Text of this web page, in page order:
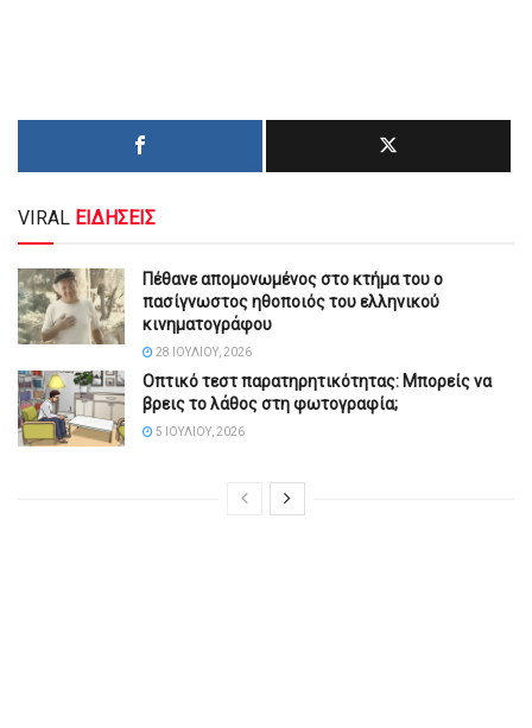
VIRAL ΕΙΔΗΣΕΙΣ
Πέθανε απομονωμένος στο κτήμα του ο
πασίγνωστος ηθοποιός του ελληνικού
κινηματογράφου
28 ΙΟΥΛΊΟΥ, 2026
Οπτικό τεστ παρατηρητικότητας: Μπορείς να
βρεις το λάθος στη φωτογραφία;
5 ΙΟΥΛΊΟΥ, 2026